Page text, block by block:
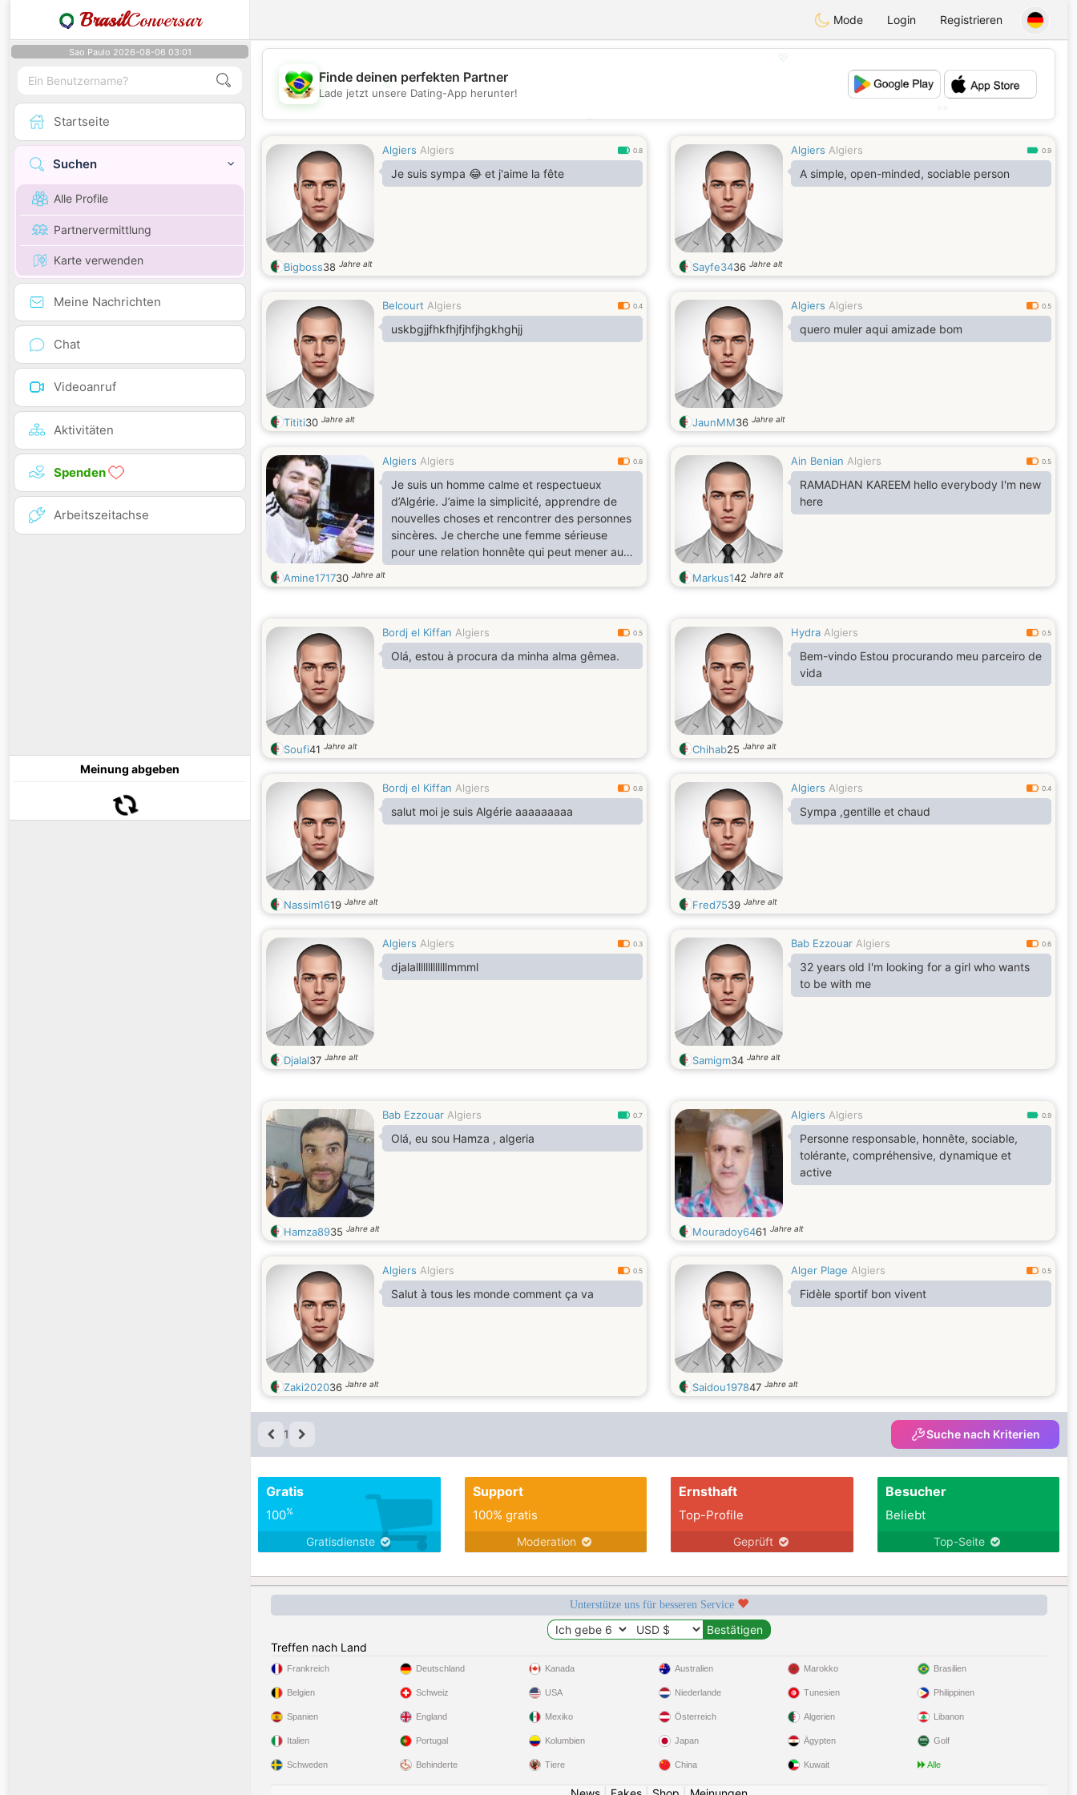
BrasilConversar Mode Login Registrieren
Sao Paulo 2026-08-06 03:01
Startseite
Suchen
Alle Profile
Partnervermittlung
Karte verwenden
Meine Nachrichten
Chat
Videoanruf
Aktivitäten
Spenden
Arbeitszeitachse
Meinung abgeben
💖
💕
💕
Finde deinen perfekten Partner
Lade jetzt unsere Dating-App herunter!
Algiers Algiers 0.8
Je suis sympa 😂 et j'aime la fête
Bigboss38 Jahre alt
Algiers Algiers 0.9
A simple, open-minded, sociable person
Sayfe3436 Jahre alt
Belcourt Algiers 0.4
uskbgjjfhkfhjfjhfjhgkhghjj
Tititi30 Jahre alt
Algiers Algiers 0.5
quero muler aqui amizade bom
JaunMM36 Jahre alt
Algiers Algiers 0.6
Je suis un homme calme et respectueux
d’Algérie. J’aime la simplicité, apprendre de
nouvelles choses et rencontrer des personnes
sincères. Je cherche une femme sérieuse
pour une relation honnête qui peut mener au
mariage. La confiance et le respect sont très
importants pour moi.
Amine171730 Jahre alt
Ain Benian Algiers 0.5
RAMADHAN KAREEM hello everybody I'm new
here
Markus142 Jahre alt
Bordj el Kiffan Algiers 0.5
Olá, estou à procura da minha alma gêmea.
Soufi41 Jahre alt
Hydra Algiers 0.5
Bem-vindo Estou procurando meu parceiro de
vida
Chihab25 Jahre alt
Bordj el Kiffan Algiers 0.6
salut moi je suis Algérie aaaaaaaaa
Nassim1619 Jahre alt
Algiers Algiers 0.4
Sympa ,gentille et chaud
Fred7539 Jahre alt
Algiers Algiers 0.3
djalalllllllllllllmmml
Djalal37 Jahre alt
Bab Ezzouar Algiers 0.6
32 years old I'm looking for a girl who wants
to be with me
Samigm34 Jahre alt
Bab Ezzouar Algiers 0.7
Olá, eu sou Hamza , algeria
Hamza8935 Jahre alt
Algiers Algiers 0.9
Personne responsable, honnête, sociable,
tolérante, compréhensive, dynamique et
active
Mouradoy6461 Jahre alt
Algiers Algiers 0.5
Salut à tous les monde comment ça va
Zaki202036 Jahre alt
Alger Plage Algiers 0.5
Fidèle sportif bon vivent
Saidou197847 Jahre alt
1 Suche nach Kriterien
Gratis
100%
Gratisdienste
Support
100% gratis
Moderation
Ernsthaft
Top-Profile
Geprüft
Besucher
Beliebt
Top-Seite
Unterstütze uns für besseren Service
Treffen nach Land
Frankreich
Belgien
Spanien
Italien
Schweden
Deutschland
Schweiz
England
Portugal
Behinderte
Kanada
USA
Mexiko
Kolumbien
Tiere
Australien
Niederlande
Österreich
Japan
China
Marokko
Tunesien
Algerien
Ägypten
Kuwait
Brasilien
Philippinen
Libanon
Golf
Alle